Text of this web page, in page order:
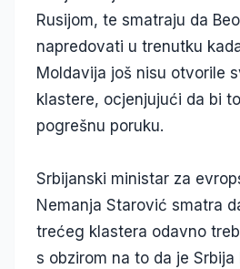
Rusijom, te smatraju da
napredovati u trenutku
Moldavija još nisu otvorile
klastere, ocjenjujući da bi
pogrešnu poruku.
Srbijanski ministar za
Nemanja Starović smatra
trećeg klastera odavno
s obzirom na to da je